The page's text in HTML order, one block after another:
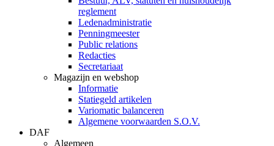
reglement
Ledenadministratie
Penningmeester
Public relations
Redacties
Secretariaat
Magazijn en webshop
Informatie
Statiegeld artikelen
Variomatic balanceren
Algemene voorwaarden S.O.V.
DAF
Algemeen